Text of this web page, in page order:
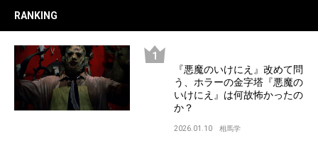
RANKING
『悪魔のいけにえ』改めて問
う、ホラーの金字塔『悪魔の
いけにえ』は何故怖かったの
か？
2026.01.10 相馬学